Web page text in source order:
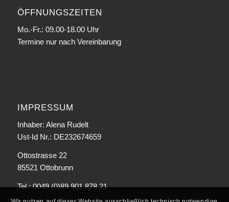
ÖFFNUNGSZEITEN
Mo.-Fr.: 09.00-18.00 Uhr
Termine nur nach Vereinbarung
IMPRESSUM
Inhaber: Alena Rudelt
Ust-Id Nr.: DE232674659
Ottostrasse 22
85521 Ottobrunn
Tel.: 0049 (0)89 901 878 21